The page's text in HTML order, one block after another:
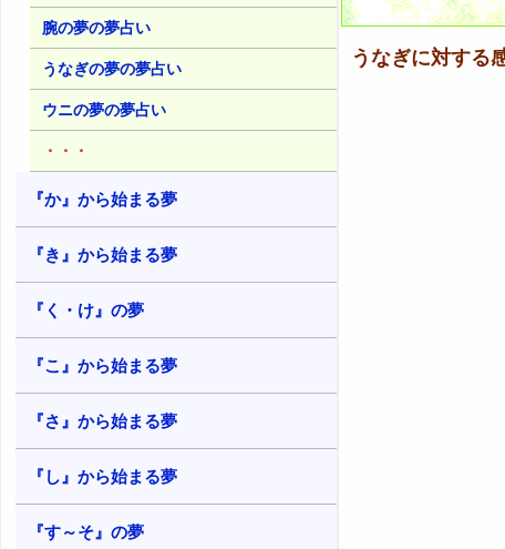
20. うなぎが妊娠する夢 - 創造と成
長
21. うなぎが出産する夢 - 誕生や創
造
22. うなぎが産卵する夢 - 創造と発
23. うなぎの卵が孵化する夢 - 人生
の収穫期
24. うなぎが失敗する夢 - 失敗する
不安
25. うなぎが遅刻する夢 - チャンス
や信用の喪失
威や駆り立てられる感情
28. うなぎが出血する夢 - 激しい感
腕の夢の夢占い
うなぎの夢の夢占い
ウニの夢の夢占い
・・・
『か』から始まる夢
『き』から始まる夢
『く・け』の夢
『こ』から始まる夢
『さ』から始まる夢
『し』から始まる夢
『す～そ』の夢
うなぎに対する